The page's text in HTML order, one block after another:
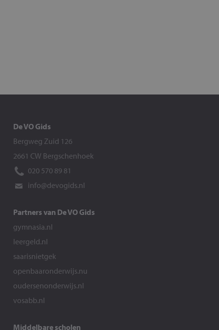
De VO Gids
Bergweg Zuid 126
2661 CW Bergschenhoek
020 570 89 81
info@devogids.nl
Partners van De VO Gids
gymnasia.nl
leergeld.nl
saarisnietgek
openbaaronderwijs.nu
oudersenonderwijs.nl
vosabb.nl
Middelbare scholen